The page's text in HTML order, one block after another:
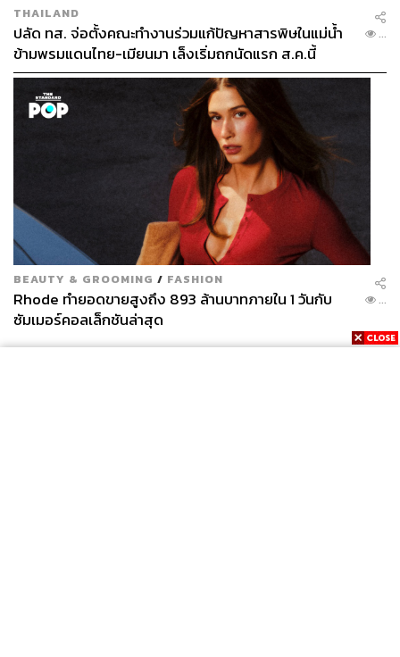
THAILAND
ปลัด ทส. จ่อตั้งคณะทำงานร่วมแก้ปัญหาสารพิษในแม่น้ำ
ข้ามพรมแดนไทย-เมียนมา เล็งเริ่มถกนัดแรก ส.ค.นี้
...
BEAUTY & GROOMING / FASHION
Rhode ทำยอดขายสูงถึง 893 ล้านบาทภายใน 1 วันกับ
ซัมเมอร์คอลเล็กชันล่าสุด
...